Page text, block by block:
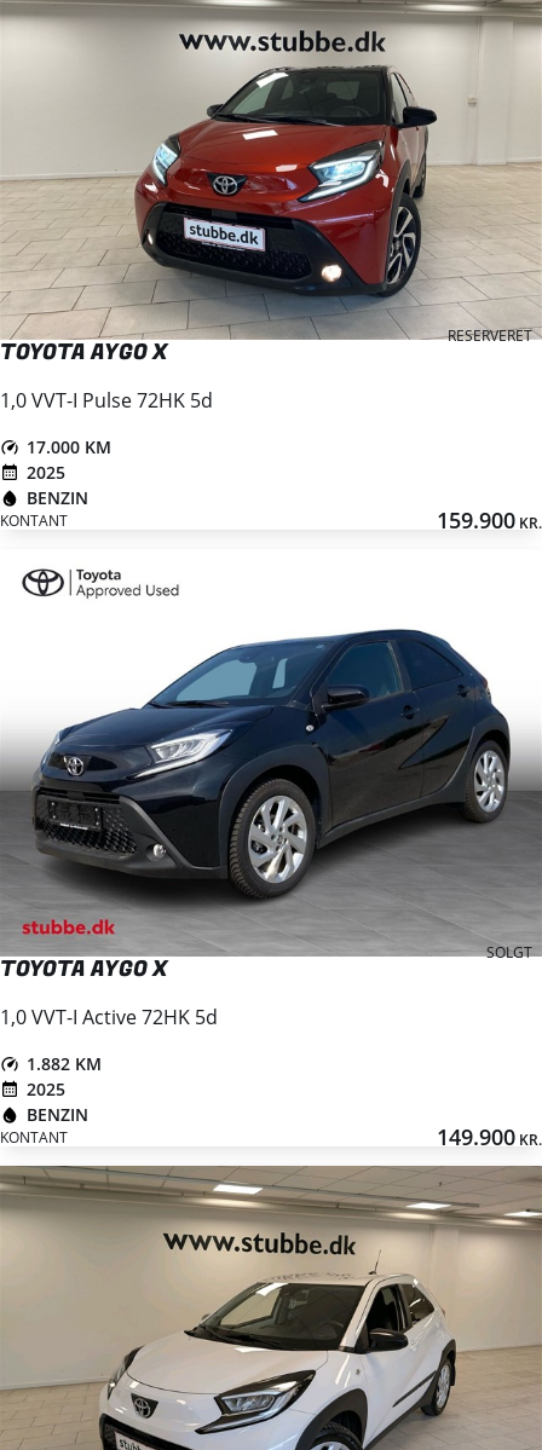
RESERVERET
TOYOTA AYGO X
1,0 VVT-I Pulse 72HK 5d
17.000 KM
2025
BENZIN
KONTANT 159.900 KR.
SOLGT
TOYOTA AYGO X
1,0 VVT-I Active 72HK 5d
1.882 KM
2025
BENZIN
KONTANT 149.900 KR.